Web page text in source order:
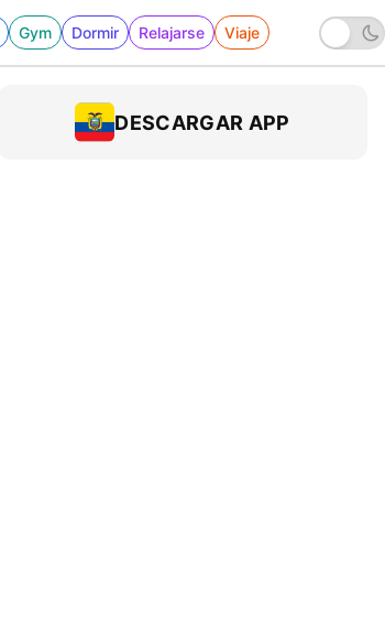
Gym Dormir Relajarse Viaje
DESCARGAR APP